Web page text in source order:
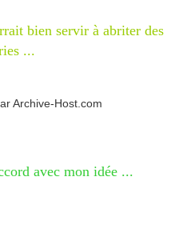
bien servir à abriter des
...
avec mon idée ...